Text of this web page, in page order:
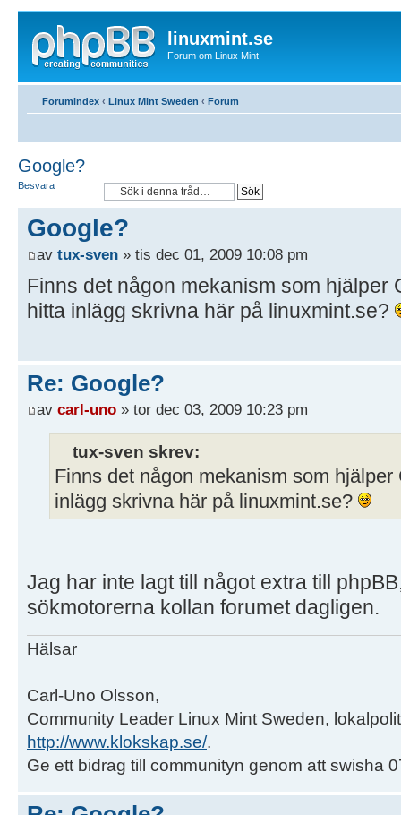
linuxmint.se
Forum om Linux Mint
Forumindex ‹ Linux Mint Sweden ‹ Forum
Google?
Besvara
Google?
av tux-sven » tis dec 01, 2009 10:08 pm
Finns det någon mekanism som hjälper
hitta inlägg skrivna här på linuxmint.se?
Re: Google?
av carl-uno » tor dec 03, 2009 10:23 pm
tux-sven skrev:
Finns det någon mekanism som
inlägg skrivna här på linuxmint.se?
Jag har inte lagt till något extra till
sökmotorerna kollan forumet dagligen.
Hälsar
Carl-Uno Olsson,
Community Leader Linux Mint Sweden,
http://www.klokskap.se/.
Ge ett bidrag till communityn genom att swisha